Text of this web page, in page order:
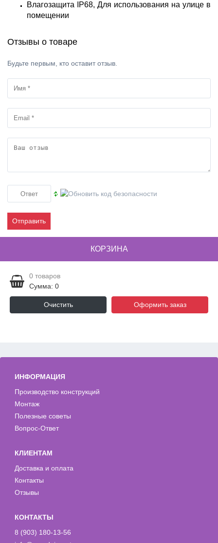
Влагозащита IP68, Для использования на улице в
помещении
Отзывы о товаре
Будьте первым, кто оставит отзыв.
Отправить
КОРЗИНА
0 товаров
Сумма: 0
Очистить Оформить заказ
ИНФОРМАЦИЯ
Производство конструкций
Монтаж
Полезные советы
Вопрос-Ответ
КЛИЕНТАМ
Доставка и оплата
Контакты
Отзывы
КОНТАКТЫ
8 (903) 180-13-56